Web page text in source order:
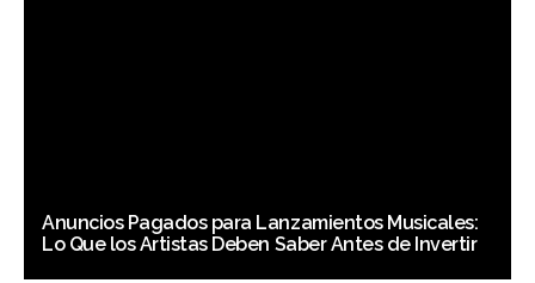
Anuncios Pagados para Lanzamientos Musicales:
Lo Que los Artistas Deben Saber Antes de Invertir